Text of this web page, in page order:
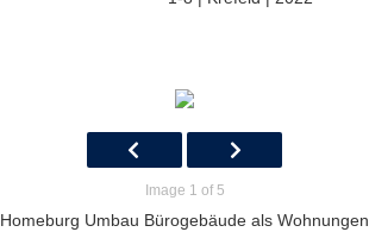
Image 1 of 5
Homeburg Umbau Bürogebäude als Wohnungen